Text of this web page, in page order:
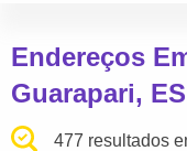
Endereços
Guarapari, ES
477 resultados